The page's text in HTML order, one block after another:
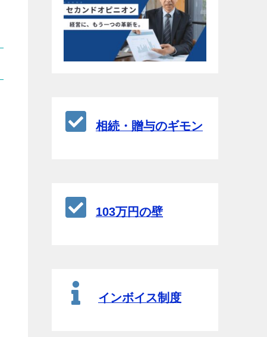
相続・贈与のギモン
103万円の壁
インボイス制度